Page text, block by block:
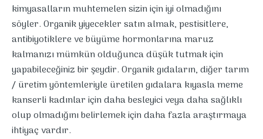
kimyasalların muhtemelen sizin için iyi olmadığını
söyler. Organik yiyecekler satın almak, pestisitlere,
antibiyotiklere ve büyüme hormonlarına maruz
kalmanızı mümkün olduğunca düşük tutmak için
yapabileceğiniz bir şeydir. Organik gıdaların, diğer tarım
/ üretim yöntemleriyle üretilen gıdalara kıyasla meme
kanserli kadınlar için daha besleyici veya daha sağlıklı
olup olmadığını belirlemek için daha fazla araştırmaya
ihtiyaç vardır.